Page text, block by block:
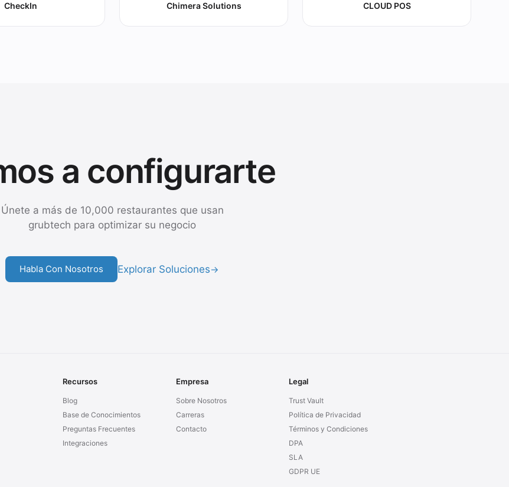
CheckIn Chimera Solutions CLOUD POS
a configurarte
Únete a más de 10,000 restaurantes que usan
grubtech para optimizar su negocio
Habla Con Nosotros Explorar Soluciones→
Recursos
Blog
Base de Conocimientos
Preguntas Frecuentes
Integraciones
Empresa
Sobre Nosotros
Carreras
Contacto
Legal
Trust Vault
Política de Privacidad
Términos y Condiciones
DPA
SLA
GDPR UE